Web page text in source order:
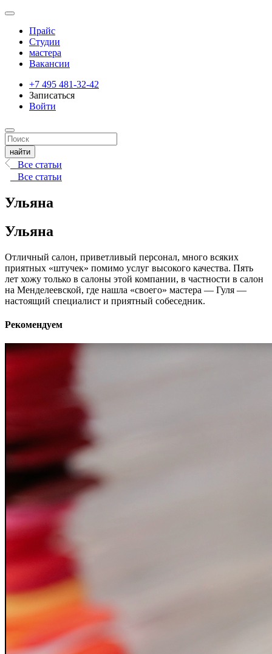
Прайс
Студии
мастера
Вакансии
+7 495 481-32-42
Записаться
Войти
Все статьи
Все статьи
Ульяна
Ульяна
Отличный салон, приветливый персонал, много всяких
приятных «штучек» помимо услуг высокого качества. Пять
лет хожу только в салоны этой компании, в частности в салон
на Менделеевской, где нашла «своего» мастера — Гуля —
настоящий специалист и приятный собеседник.
Рекомендуем